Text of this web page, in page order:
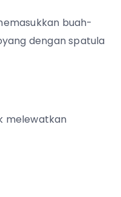
buah-
dengan spatula
melewatkan